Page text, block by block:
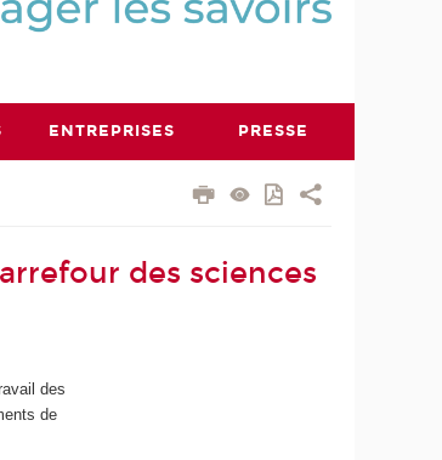
ENTREPRISES PRESSE
des sciences
des
de